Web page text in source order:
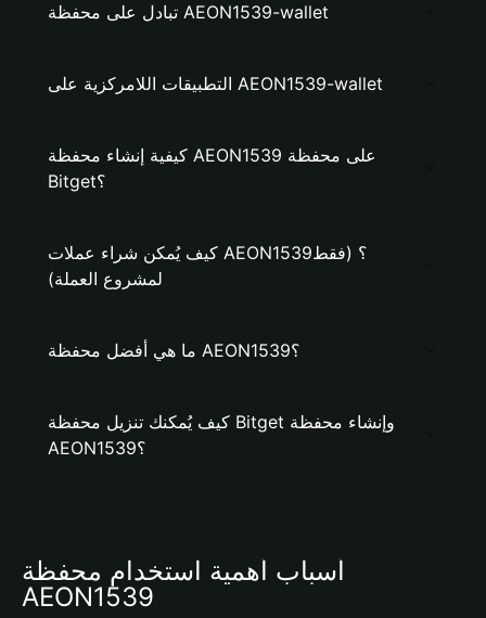
تبادل على محفظة AEON1539-wallet
التطبيقات اللامركزية على AEON1539-wallet
كيفية إنشاء محفظة AEON1539 على محفظة
Bitget؟
كيف يُمكن شراء عملات AEON1539؟ (فقط
لمشروع العملة)
ما هي أفضل محفظة AEON1539؟
كيف يُمكنك تنزيل محفظة Bitget وإنشاء محفظة
AEON1539؟
أسباب أهمية استخدام محفظة
AEON1539